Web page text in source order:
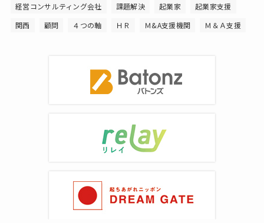
経営コンサルティング会社
課題解決 起業家
起業家支援
関西
顧問 ４つの軸 ＨＲ Ｍ&A支援機関 Ｍ＆Ａ支援